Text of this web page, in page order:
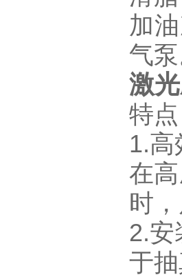
加
气
激
特
1.高
在
时
2.安
于